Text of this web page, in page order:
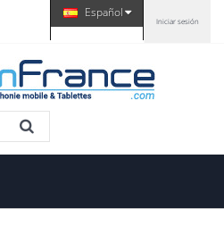
Iniciar sesión
Español